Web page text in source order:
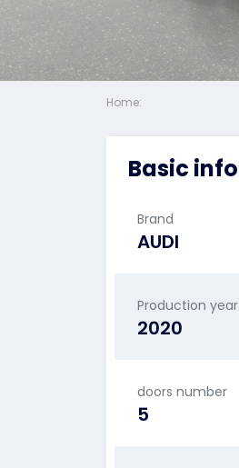
Home:
Basic info
Brand
AUDI
Production year
2020
doors number
5